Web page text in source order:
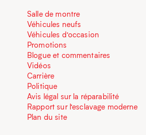
Salle de montre
Véhicules neufs
Véhicules d’occasion
Promotions
Blogue et commentaires
Vidéos
Carrière
Politique
Avis légal sur la réparabilité
Rapport sur l’esclavage moderne
Plan du site